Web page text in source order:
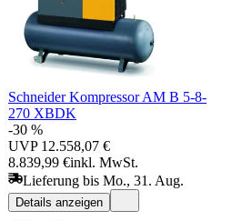
Schneider Kompressor AM B 5-8-
270 XBDK
-30 %
UVP 12.558,07 €
8.839,99 €inkl. MwSt.
Lieferung bis Mo., 31. Aug.
Details anzeigen